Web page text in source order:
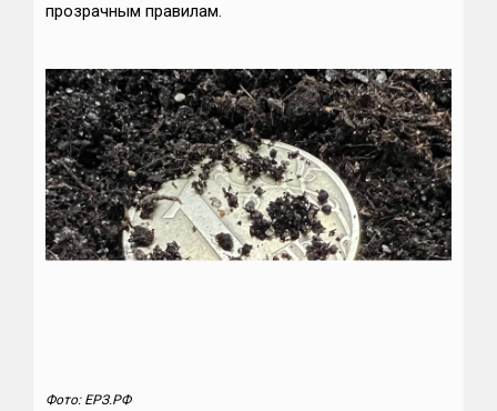
прозрачным правилам.
Фото: ЕРЗ.РФ